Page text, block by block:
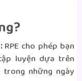
RPE cho phép bạn
luyện dựa trên
những ngày